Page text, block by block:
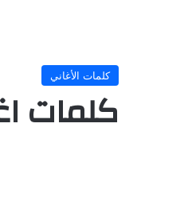
كلمات الأغاني
كلمات